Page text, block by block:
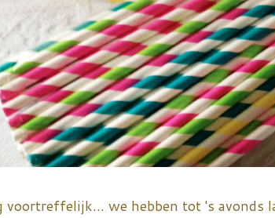
voortreffelijk... we hebben tot 's avonds